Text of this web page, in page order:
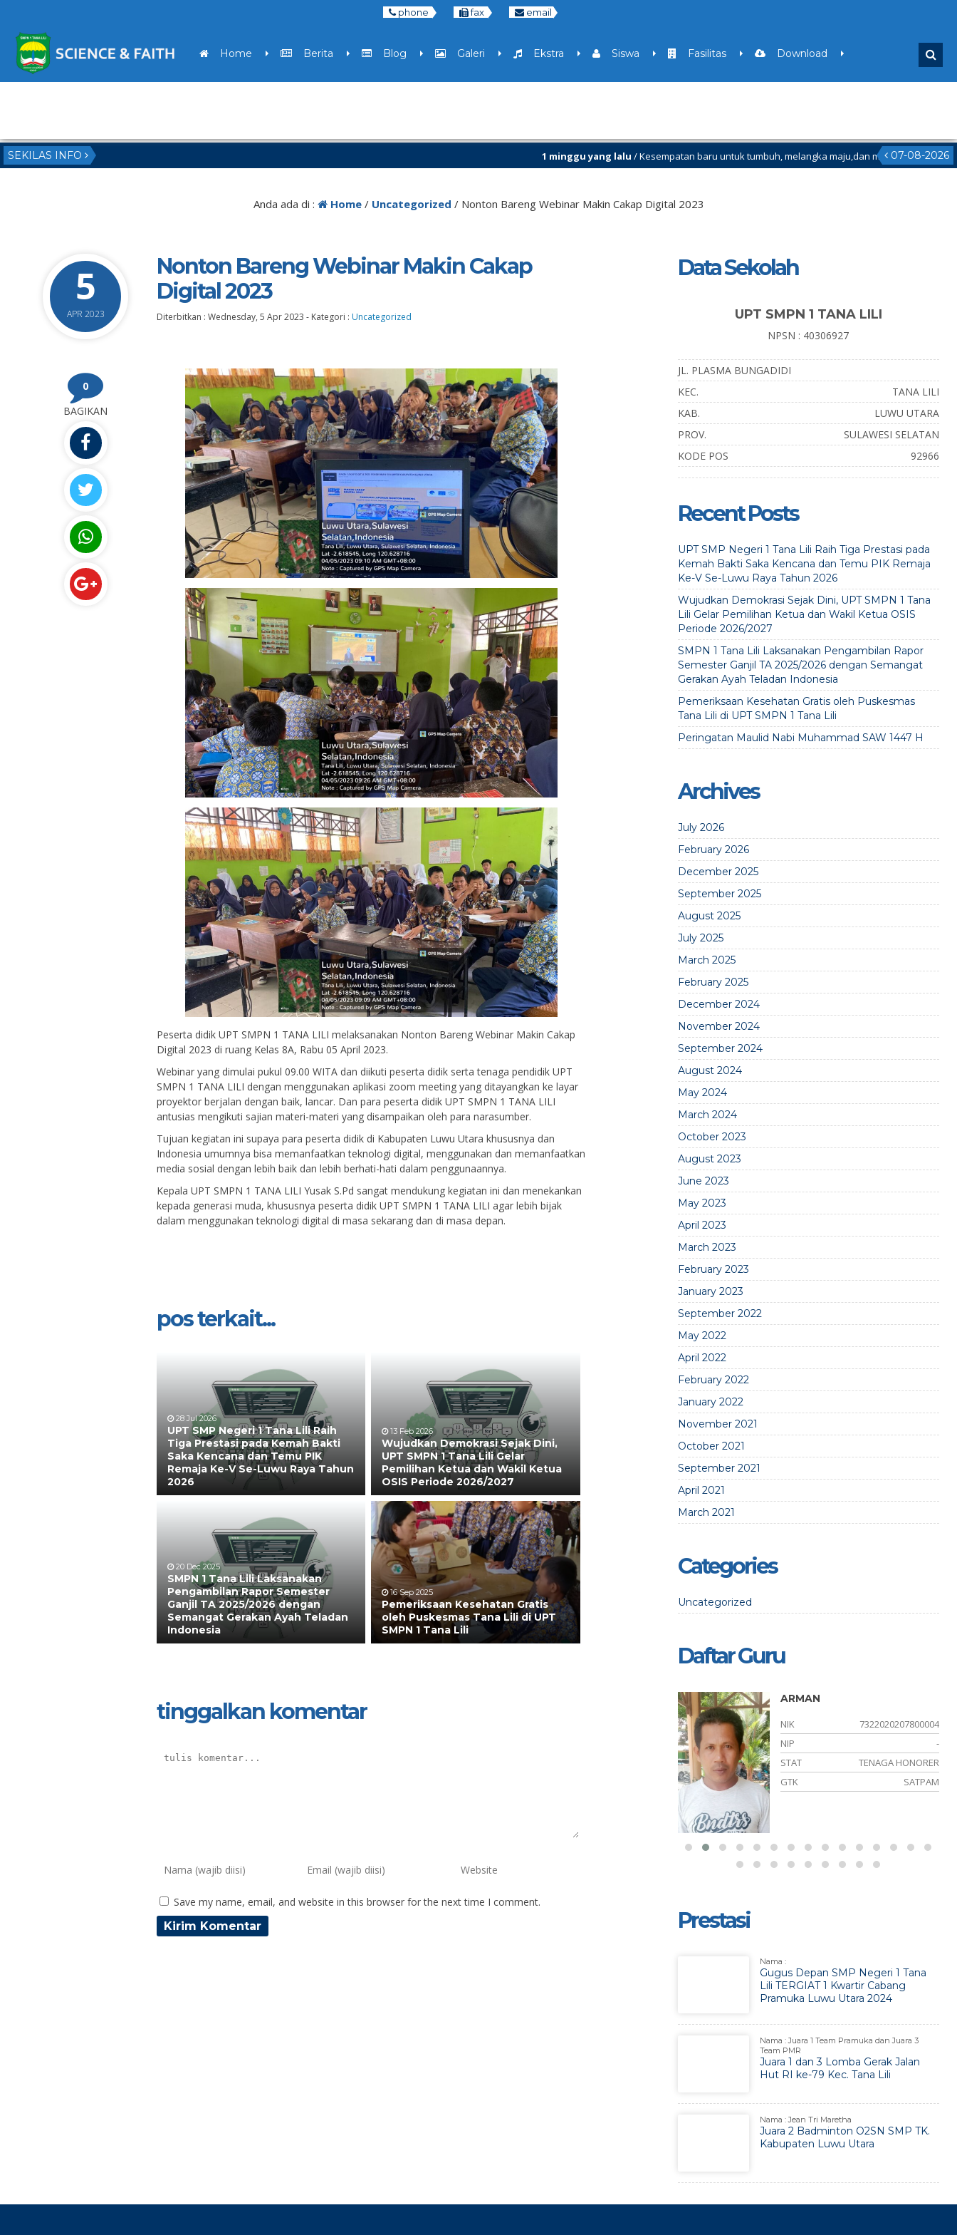
phone fax email
Home Berita Blog Galeri Ekstra Siswa Fasilitas Download
SEKILAS INFO 07-08-2026
1 minggu yang lalu/ Kesempatan baru untuk tumbuh, melangka maju,dan menjadi versi terbaik bagi dirimu.
Anda ada di : Home/ Uncategorized / Nonton Bareng Webinar Makin Cakap Digital 2023
5
APR 2023
Nonton Bareng Webinar Makin Cakap
Digital 2023
Diterbitkan : Wednesday, 5 Apr 2023 - Kategori : Uncategorized
0
BAGIKAN
Peserta didik UPT SMPN 1 TANA LILI melaksanakan Nonton Bareng Webinar Makin Cakap
Digital 2023 di ruang Kelas 8A, Rabu 05 April 2023.
Webinar yang dimulai pukul 09.00 WITA dan diikuti peserta didik serta tenaga pendidik UPT
SMPN 1 TANA LILI dengan menggunakan aplikasi zoom meeting yang ditayangkan ke layar
proyektor berjalan dengan baik, lancar. Dan para peserta didik UPT SMPN 1 TANA LILI
antusias mengikuti sajian materi-materi yang disampaikan oleh para narasumber.
Tujuan kegiatan ini supaya para peserta didik di Kabupaten Luwu Utara khususnya dan
Indonesia umumnya bisa memanfaatkan teknologi digital, menggunakan dan memanfaatkan
media sosial dengan lebih baik dan lebih berhati-hati dalam penggunaannya.
Kepala UPT SMPN 1 TANA LILI Yusak S.Pd sangat mendukung kegiatan ini dan menekankan
kepada generasi muda, khususnya peserta didik UPT SMPN 1 TANA LILI agar lebih bijak
dalam menggunakan teknologi digital di masa sekarang dan di masa depan.
pos terkait...
28 Jul 2026
UPT SMP Negeri 1 Tana Lili Raih
Tiga Prestasi pada Kemah Bakti
Saka Kencana dan Temu PIK
Remaja Ke-V Se-Luwu Raya Tahun
2026
13 Feb 2026
Wujudkan Demokrasi Sejak Dini,
UPT SMPN 1 Tana Lili Gelar
Pemilihan Ketua dan Wakil Ketua
OSIS Periode 2026/2027
20 Dec 2025
SMPN 1 Tana Lili Laksanakan
Pengambilan Rapor Semester
Ganjil TA 2025/2026 dengan
Semangat Gerakan Ayah Teladan
Indonesia
16 Sep 2025
Pemeriksaan Kesehatan Gratis
oleh Puskesmas Tana Lili di UPT
SMPN 1 Tana Lili
tinggalkan komentar
Save my name, email, and website in this browser for the next time I comment.
Data Sekolah
UPT SMPN 1 TANA LILI
NPSN : 40306927
JL. PLASMA BUNGADIDI
KEC.
TANA LILI
KAB.
LUWU UTARA
PROV.
SULAWESI SELATAN
KODE POS
92966
Recent Posts
UPT SMP Negeri 1 Tana Lili Raih Tiga Prestasi pada
Kemah Bakti Saka Kencana dan Temu PIK Remaja
Ke-V Se-Luwu Raya Tahun 2026
Wujudkan Demokrasi Sejak Dini, UPT SMPN 1 Tana
Lili Gelar Pemilihan Ketua dan Wakil Ketua OSIS
Periode 2026/2027
SMPN 1 Tana Lili Laksanakan Pengambilan Rapor
Semester Ganjil TA 2025/2026 dengan Semangat
Gerakan Ayah Teladan Indonesia
Pemeriksaan Kesehatan Gratis oleh Puskesmas
Tana Lili di UPT SMPN 1 Tana Lili
Peringatan Maulid Nabi Muhammad SAW 1447 H
Archives
July 2026
February 2026
December 2025
September 2025
August 2025
July 2025
March 2025
February 2025
December 2024
November 2024
September 2024
August 2024
May 2024
March 2024
October 2023
August 2023
June 2023
May 2023
April 2023
March 2023
February 2023
January 2023
September 2022
May 2022
April 2022
February 2022
January 2022
November 2021
October 2021
September 2021
April 2021
March 2021
Categories
Uncategorized
Daftar Guru
STAT
ARMAN
NIK
7322020207800004
NIP
-
STAT
TENAGA HONORER
GTK
SATPAM
Prestasi
Nama :
Gugus Depan SMP Negeri 1 Tana
Lili TERGIAT 1 Kwartir Cabang
Pramuka Luwu Utara 2024
Nama : Juara 1 Team Pramuka dan Juara 3
Team PMR
Juara 1 dan 3 Lomba Gerak Jalan
Hut RI ke-79 Kec. Tana Lili
Nama : Jean Tri Maretha
Juara 2 Badminton O2SN SMP TK.
Kabupaten Luwu Utara